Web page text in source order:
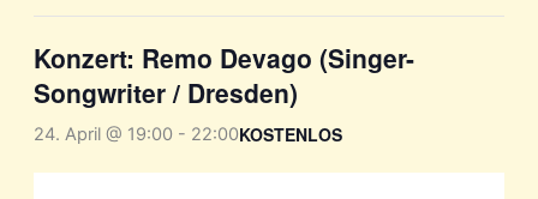
Konzert: Remo Devago (Singer-
Songwriter / Dresden)
24. April @ 19:00- 22:00KOSTENLOS